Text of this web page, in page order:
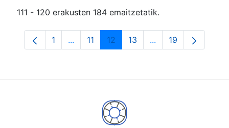
111 - 120 erakusten 184 emaitzetatik.
Orrialdea
1 ...Intermediate Pages Use TAB to navigate.
Orrialdea
11 Orrialdea
12 Orrialdea
13 ...Intermediate
Orrialdea
19